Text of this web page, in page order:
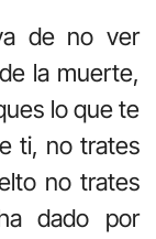
de no ver
la muerte,
lo que te
ti, no trates
no trates
dado por